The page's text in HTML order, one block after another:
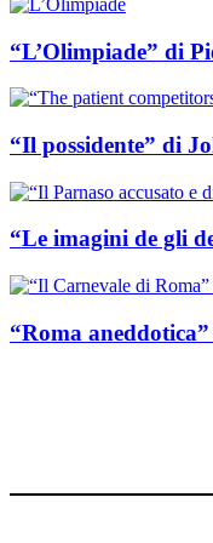
“L’Olimpiade” di
“Il possidente” di
“Le imagini de gli
“Roma